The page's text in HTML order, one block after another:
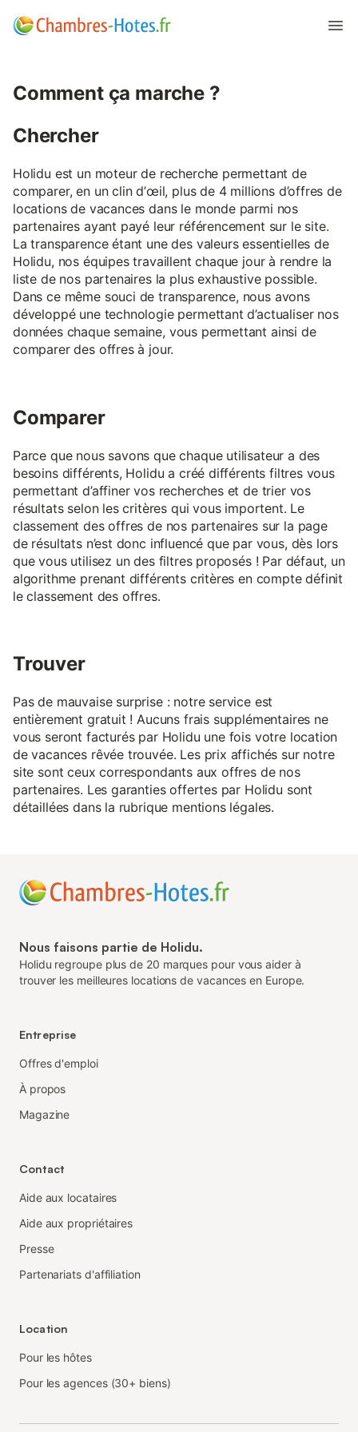
Comment ça marche ?
Chercher
Holidu est un moteur de recherche permettant de
comparer, en un clin d’œil, plus de 4 millions d’offres de
locations de vacances dans le monde parmi nos
partenaires ayant payé leur référencement sur le site.
La transparence étant une des valeurs essentielles de
Holidu, nos équipes travaillent chaque jour à rendre la
liste de nos partenaires la plus exhaustive possible.
Dans ce même souci de transparence, nous avons
développé une technologie permettant d’actualiser nos
données chaque semaine, vous permettant ainsi de
comparer des offres à jour.
Comparer
Parce que nous savons que chaque utilisateur a des
besoins différents, Holidu a créé différents filtres vous
permettant d’affiner vos recherches et de trier vos
résultats selon les critères qui vous importent. Le
classement des offres de nos partenaires sur la page
de résultats n’est donc influencé que par vous, dès lors
que vous utilisez un des filtres proposés ! Par défaut, un
algorithme prenant différents critères en compte définit
le classement des offres.
Trouver
Pas de mauvaise surprise : notre service est
entièrement gratuit ! Aucuns frais supplémentaires ne
vous seront facturés par Holidu une fois votre location
de vacances rêvée trouvée. Les prix affichés sur notre
site sont ceux correspondants aux offres de nos
partenaires. Les garanties offertes par Holidu sont
détaillées dans la rubrique mentions légales.
Nous faisons partie de Holidu.
Holidu regroupe plus de 20 marques pour vous aider à
trouver les meilleures locations de vacances en Europe.
Entreprise
Offres d'emploi
À propos
Magazine
Contact
Aide aux locataires
Aide aux propriétaires
Presse
Partenariats d'affiliation
Location
Pour les hôtes
Pour les agences (30+ biens)